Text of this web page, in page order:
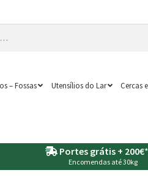
– Fossas Utensílios do Lar Cercas
Portes grátis + 200€*
Encomendas até 30kg